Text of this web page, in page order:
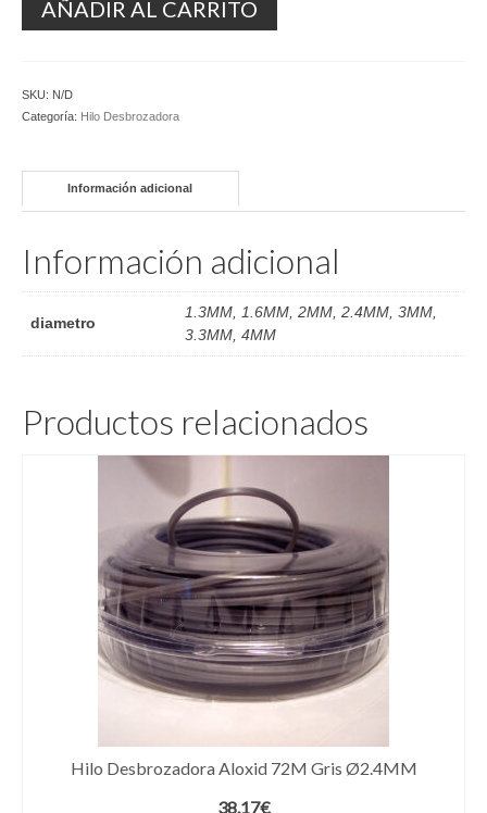
AÑADIR AL CARRITO
SKU: N/D
Categoría: Hilo Desbrozadora
Información adicional
Información adicional
diametro
1.3MM, 1.6MM, 2MM, 2.4MM, 3MM,
3.3MM, 4MM
Productos relacionados
Hilo Desbrozadora Aloxid 72M Gris Ø2.4MM
38.17€